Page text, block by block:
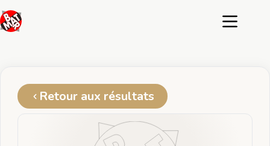
au
contenu
Retour aux résultats